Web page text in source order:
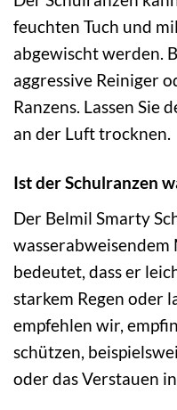
feuchten Tuch und
abgewischt werden.
aggressive Reiniger
Ranzens. Lassen Sie
an der Luft trocknen.
Ist der Schulranzen
Der Belmil Smarty
bedeutet, dass er
starkem Regen oder
empfehlen wir,
schützen,
oder das Verstauen